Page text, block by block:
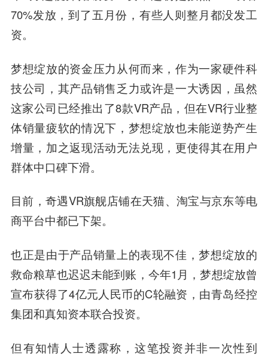
70%发放，到了五月份，有些人则整月都没发工
资。
梦想绽放的资金压力从何而来，作为一家硬件科
技公司，其产品销售乏力或许是一大诱因，虽然
这家公司已经推出了8款VR产品，但在VR行业整
体销量疲软的情况下，梦想绽放也未能逆势产生
增量，加之返现活动无法兑现，更使得其在用户
群体中口碑下滑。
目前，奇遇VR旗舰店铺在天猫、淘宝与京东等电
商平台中都已下架。
也正是由于产品销量上的表现不佳，梦想绽放的
救命粮草也迟迟未能到账，今年1月，梦想绽放曾
宣布获得了4亿元人民币的C轮融资，由青岛经控
集团和真知资本联合投资。
但有知情人士透露称，这笔投资并非一次性到